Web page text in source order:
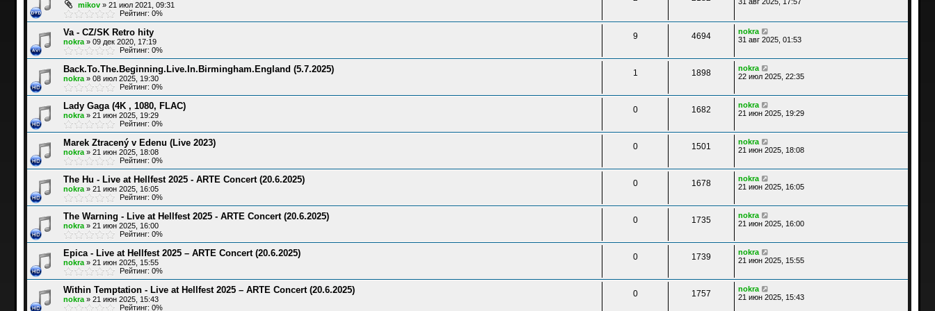
mikov» 21 июл 2021, 09:31
Рейтинг: 0%
Va - CZ/SK Retro hity
nokra» 09 дек 2020, 17:19
Рейтинг: 0%
9 4694
nokra
31 авг 2025, 01:53
Back.To.The.Beginning.Live.In.Birmingham.England (5.7.2025)
nokra» 08 июл 2025, 19:30
Рейтинг: 0%
1 1898
nokra
22 июл 2025, 22:35
Lady Gaga (4K , 1080, FLAC)
nokra» 21 июн 2025, 19:29
Рейтинг: 0%
0 1682
nokra
21 июн 2025, 19:29
Marek Ztracený v Edenu (Live 2023)
nokra» 21 июн 2025, 18:08
Рейтинг: 0%
0 1501
nokra
21 июн 2025, 18:08
The Hu - Live at Hellfest 2025 - ARTE Concert (20.6.2025)
nokra» 21 июн 2025, 16:05
Рейтинг: 0%
0 1678
nokra
21 июн 2025, 16:05
The Warning - Live at Hellfest 2025 - ARTE Concert (20.6.2025)
nokra» 21 июн 2025, 16:00
Рейтинг: 0%
0 1735
nokra
21 июн 2025, 16:00
Epica - Live at Hellfest 2025 – ARTE Concert (20.6.2025)
nokra» 21 июн 2025, 15:55
Рейтинг: 0%
0 1739
nokra
21 июн 2025, 15:55
Within Temptation - Live at Hellfest 2025 – ARTE Concert (20.6.2025)
nokra» 21 июн 2025, 15:43
Рейтинг: 0%
0 1757
nokra
21 июн 2025, 15:43